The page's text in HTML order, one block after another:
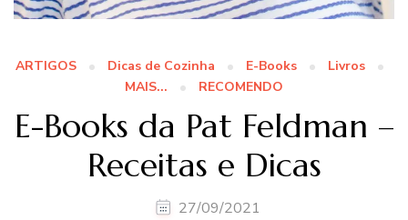
ARTIGOS Dicas de Cozinha E-Books
Livros
MAIS...
RECOMENDO
E-Books da Pat Feldman –
Receitas e Dicas
27/09/2021